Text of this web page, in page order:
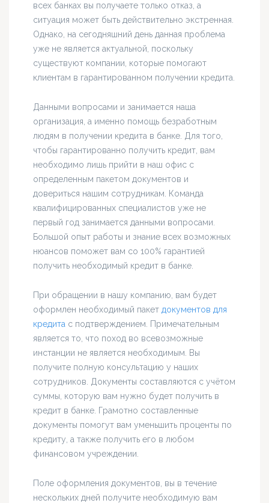
всех банках вы получаете только отказ, а
ситуация может быть действительно экстренная.
Однако, на сегодняшний день данная проблема
уже не является актуальной, поскольку
существуют компании, которые помогают
клиентам в гарантированном получении кредита.
Данными вопросами и занимается наша
организация, а именно помощь безработным
людям в получении кредита в банке. Для того,
чтобы гарантированно получить кредит, вам
необходимо лишь прийти в наш офис с
определенным пакетом документов и
довериться нашим сотрудникам. Команда
квалифицированных специалистов уже не
первый год занимается данными вопросами.
Большой опыт работы и знание всех возможных
нюансов поможет вам со 100% гарантией
получить необходимый кредит в банке.
При обращении в нашу компанию, вам будет
оформлен необходимый пакет документов для
кредита с подтверждением. Примечательным
является то, что поход во всевозможные
инстанции не является необходимым. Вы
получите полную консультацию у наших
сотрудников. Документы составляются с учётом
суммы, которую вам нужно будет получить в
кредит в банке. Грамотно составленные
документы помогут вам уменьшить проценты по
кредиту, а также получить его в любом
финансовом учреждении.
Поле оформления документов, вы в течение
нескольких дней получите необходимую вам